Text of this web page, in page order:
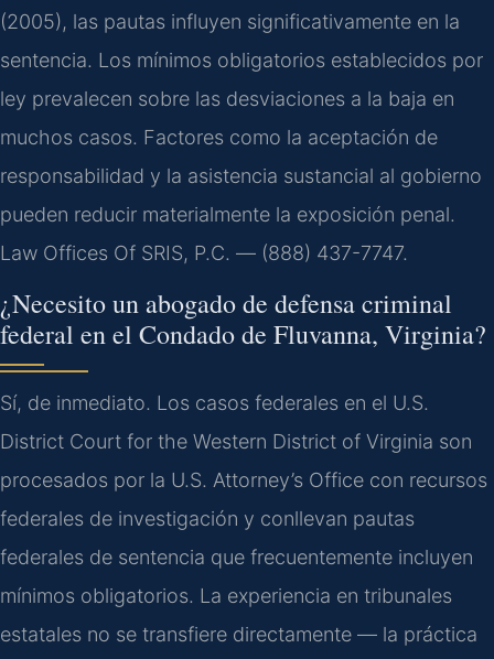
(2005), las pautas influyen significativamente en la
sentencia. Los mínimos obligatorios establecidos por
ley prevalecen sobre las desviaciones a la baja en
muchos casos. Factores como la aceptación de
responsabilidad y la asistencia sustancial al gobierno
pueden reducir materialmente la exposición penal.
Law Offices Of SRIS, P.C. — (888) 437-7747.
¿Necesito un abogado de defensa criminal
federal en el Condado de Fluvanna, Virginia?
Sí, de inmediato. Los casos federales en el U.S.
District Court for the Western District of Virginia son
procesados por la U.S. Attorney’s Office con recursos
federales de investigación y conllevan pautas
federales de sentencia que frecuentemente incluyen
mínimos obligatorios. La experiencia en tribunales
estatales no se transfiere directamente — la práctica